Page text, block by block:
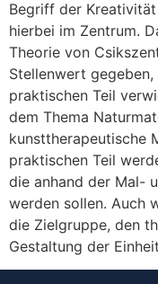
Begriff der
hierbei im Zentrum.
Theorie von
Stellenwert
praktischen Teil
dem Thema
kunsttherapeutische
praktischen Teil
die anhand der Mal-
werden sollen. Auch
die Zielgruppe, den
Gestaltung der